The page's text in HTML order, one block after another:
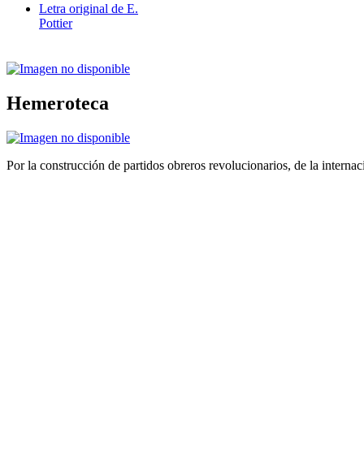
Letra original de E.
Pottier
Hemeroteca
Por la construcción de partidos obreros revolucionarios, de la